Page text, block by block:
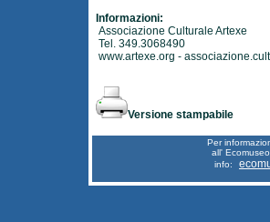
Informazioni:
Associazione Culturale Artexe
Tel. 349.3068490
www.artexe.org -
Versione stampabile
Per
all'
info: